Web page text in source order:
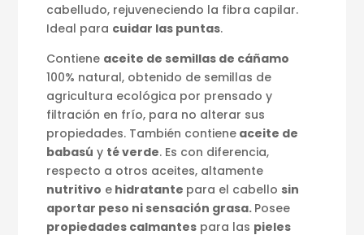
cabelludo, rejuveneciendo la fibra capilar.
Ideal para cuidar las puntas.
Contiene aceite de semillas de cáñamo
100% natural, obtenido de semillas de
agricultura ecológica por prensado y
filtración en frío, para no alterar sus
propiedades. También contiene aceite de
babasú y té verde. Es con diferencia,
respecto a otros aceites, altamente
nutritivo e hidratante para el cabello sin
aportar peso ni sensación grasa. Posee
propiedades calmantes para las pieles